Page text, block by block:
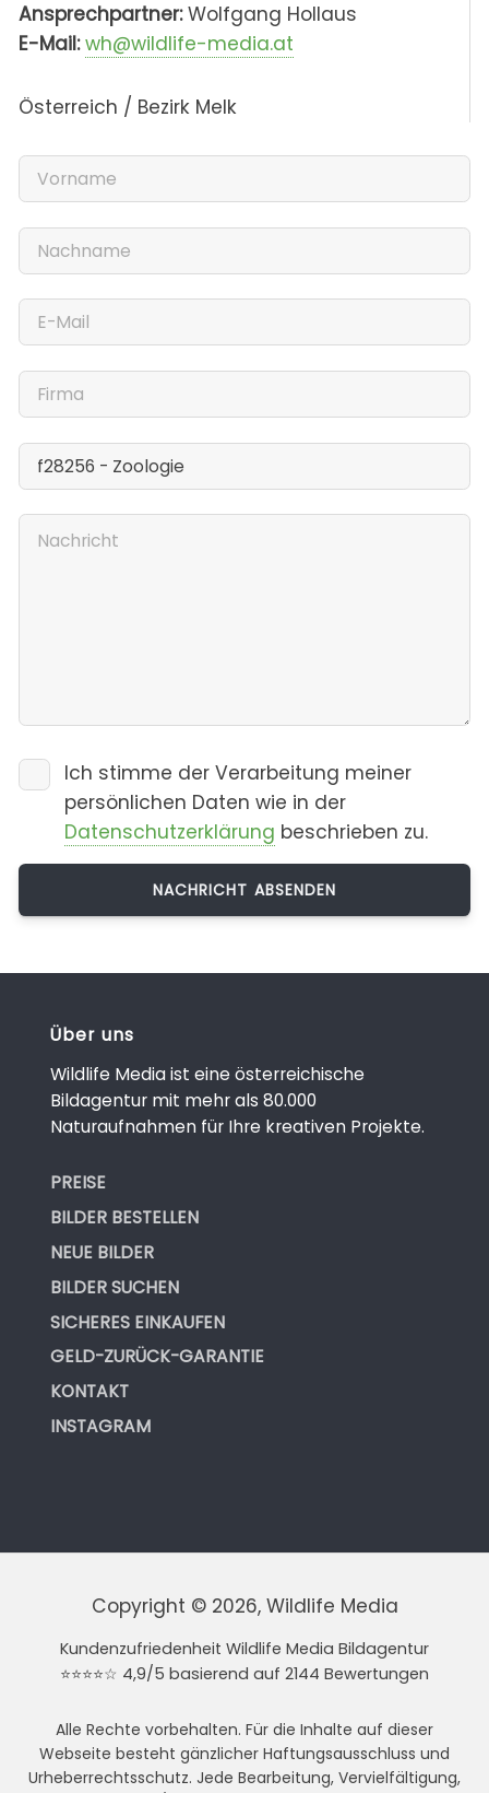
Ansprechpartner:Wolfgang Hollaus
E-Mail: wh@wildlife-media.at
Österreich / Bezirk Melk
Ich stimme der Verarbeitung meiner
persönlichen Daten wie in der
Datenschutzerklärung beschrieben zu.
Über uns
Wildlife Media ist eine österreichische
Bildagentur mit mehr als 80.000
Naturaufnahmen für Ihre kreativen Projekte.
PREISE
BILDER BESTELLEN
NEUE BILDER
BILDER SUCHEN
SICHERES EINKAUFEN
GELD-ZURÜCK-GARANTIE
KONTAKT
INSTAGRAM
Copyright © 2026, Wildlife Media
Kundenzufriedenheit Wildlife Media Bildagentur
⭐⭐⭐⭐☆ 4,9/5 basierend auf 2144 Bewertungen
Alle Rechte vorbehalten. Für die Inhalte auf dieser
Webseite besteht gänzlicher Haftungsausschluss und
Urheberrechtsschutz. Jede Bearbeitung, Vervielfältigung,